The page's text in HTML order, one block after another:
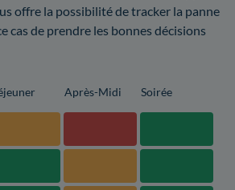
offre la possibilité de tracker la panne
cas de prendre les bonnes décisions
Après-Midi Soirée